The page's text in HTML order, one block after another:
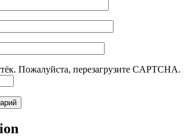
Пожалуйста, перезагрузите CAPTCHA.